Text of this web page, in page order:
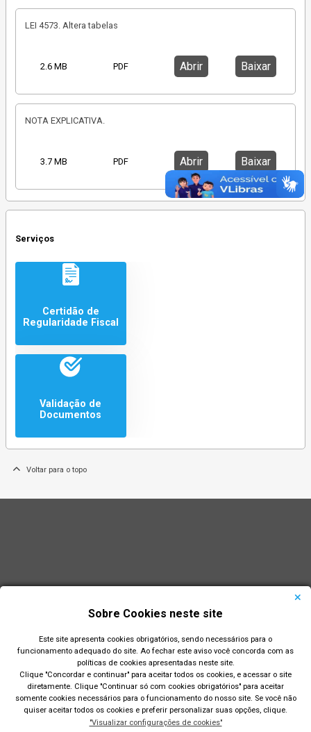
LEI 4573. Altera tabelas
2.6 MB PDF Abrir Baixar
NOTA EXPLICATIVA.
3.7 MB PDF Abrir Baixar
Serviços
Certidão de
Regularidade Fiscal
Validação de
Documentos
Voltar para o topo
Sobre Cookies neste site
Este site apresenta cookies obrigatórios, sendo necessários para o
funcionamento adequado do site. Ao fechar este aviso você concorda com as
políticas de cookies apresentadas neste site.
Clique "Concordar e continuar" para aceitar todos os cookies, e acessar o site
diretamente. Clique "Continuar só com cookies obrigatórios" para aceitar
somente cookies necessários para o funcionamento do nosso site. Se você não
quiser aceitar todos os cookies e preferir personalizar suas opções, clique.
"Visualizar configurações de cookies"
Prefeitura Municipal de Rio Grande
Largo Engenheiro João Fernandes Moreira - Centro - Rio